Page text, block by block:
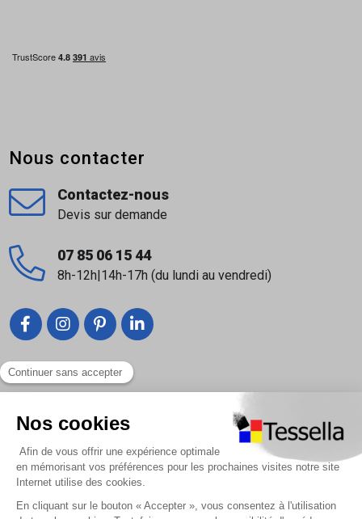
Liens utiles
Nous contacter
À propos
Paiement sécurisé
Livraison | Retour client
Nous contacter
Contactez-nous
Devis sur demande
07 85 06 15 44
8h-12h|14h-17h (du lundi au vendredi)